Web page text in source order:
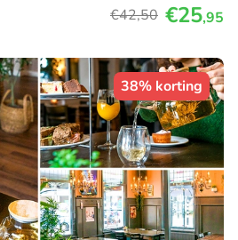
€42,50 €25,95
38% korting